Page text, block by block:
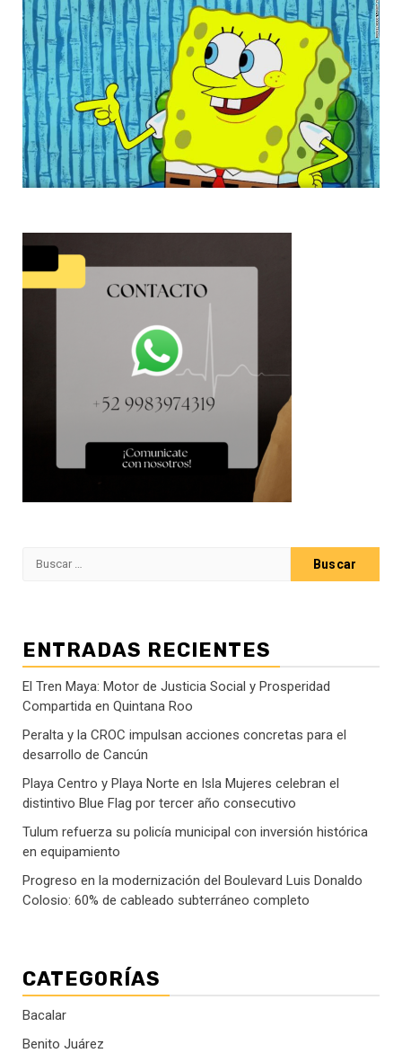
ENTRADAS RECIENTES
El Tren Maya: Motor de Justicia Social y Prosperidad
Compartida en Quintana Roo
Peralta y la CROC impulsan acciones concretas para el
desarrollo de Cancún
Playa Centro y Playa Norte en Isla Mujeres celebran el
distintivo Blue Flag por tercer año consecutivo
Tulum refuerza su policía municipal con inversión histórica
en equipamiento
Progreso en la modernización del Boulevard Luis Donaldo
Colosio: 60% de cableado subterráneo completo
CATEGORÍAS
Bacalar
Benito Juárez